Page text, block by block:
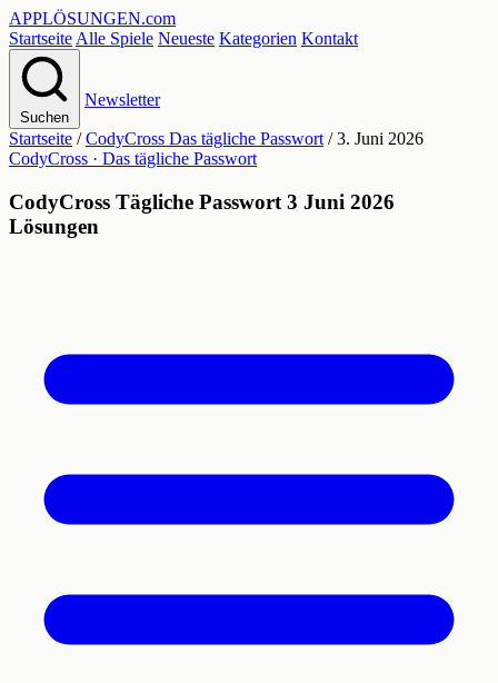
APPLÖSUNGEN.com
Startseite Alle Spiele Neueste Kategorien Kontakt
Suchen
Newsletter
Startseite / CodyCross Das tägliche Passwort / 3. Juni 2026
CodyCross · Das tägliche Passwort
CodyCross Tägliche Passwort 3 Juni 2026
Lösungen